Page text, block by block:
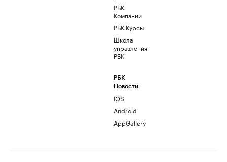
РБК
Компании
РБК Курсы
Школа
управления
РБК
РБК
Новости
iOS
Android
AppGallery